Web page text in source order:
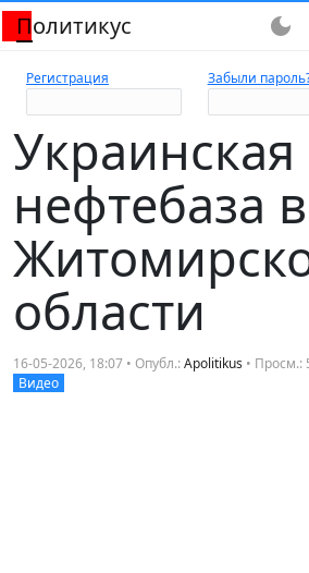
Политикус dark_mode
Регистрация Забыли
Украинская
нефтебаза в
области
16-05-2026, 18:07 • Опубл.:Apolitikus • Просм.:
Видео